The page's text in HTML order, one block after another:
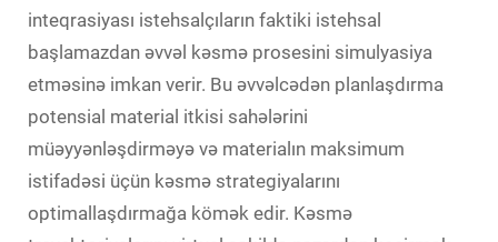
inteqrasiyası istehsalçıların faktiki istehsal
başlamazdan əvvəl kəsmə prosesini simulyasiya
etməsinə imkan verir. Bu əvvəlcədən planlaşdırma
potensial material itkisi sahələrini
müəyyənləşdirməyə və materialın maksimum
istifadəsi üçün kəsmə strategiyalarını
optimallaşdırmağa kömək edir. Kəsmə